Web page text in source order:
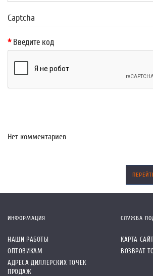
Captcha
Введите код
Нет комментариев
ИНФОРМАЦИЯ
НАШИ РАБОТЫ
ОПТОВИКАМ
АДРЕСА ДИЛЛЕРСКИХ ТОЧЕК
ПРОДАЖ
СЛУЖБА
КАРТА
ВОЗВРАТ